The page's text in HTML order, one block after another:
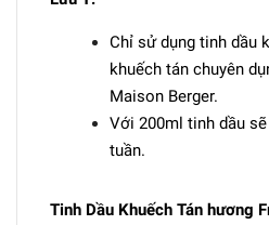
Chỉ sử dụng tinh dầu
khuếch tán chuyên
Maison Berger.
Với 200ml tinh dầu
tuần.
Tinh Dầu Khuếch Tán hương